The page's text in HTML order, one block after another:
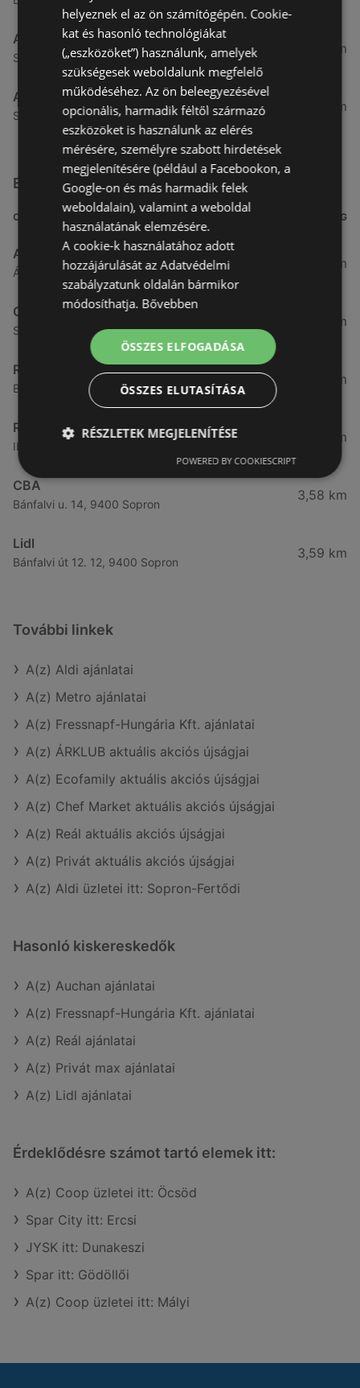
Aldi
Szent Márton u. 57-61., 9700 Szombathely
51,54 km
Aldi
Szent Gellért utca 49., 9700 Szombathely
53,49 km
Egyéb Szupermarketek üzletek a közelben
CÍM TÁVOLSÁG
Aldi
Ágfalvi út 4/a, 9400 Sopron
3,26 km
CBA
Somfalvi u. 14., 9400 Sopron
3,31 km
Reál
Besenyő u. 16., 9400 Sopron
3,32 km
Reál
Ibolya út 15., 9400 Sopron
3,41 km
CBA
Bánfalvi u. 14, 9400 Sopron
3,58 km
Lidl
Bánfalvi út 12. 12, 9400 Sopron
3,59 km
További linkek
A(z) Aldi ajánlatai
A(z) Metro ajánlatai
A(z) Fressnapf-Hungária Kft. ajánlatai
A(z) ÁRKLUB aktuális akciós újságjai
A(z) Ecofamily aktuális akciós újságjai
A(z) Chef Market aktuális akciós újságjai
A(z) Reál aktuális akciós újságjai
A(z) Privát aktuális akciós újságjai
A(z) Aldi üzletei itt: Sopron-Fertődi
Hasonló kiskereskedők
A(z) Auchan ajánlatai
A(z) Fressnapf-Hungária Kft. ajánlatai
A(z) Reál ajánlatai
A(z) Privát max ajánlatai
A(z) Lidl ajánlatai
Érdeklődésre számot tartó elemek itt:
A(z) Coop üzletei itt: Öcsöd
Spar City itt: Ercsi
JYSK itt: Dunakeszi
Spar itt: Gödöllői
A(z) Coop üzletei itt: Mályi
helyeznek el az ön számítógépén. Cookie-
kat és hasonló technológiákat
(„eszközöket”) használunk, amelyek
szükségesek weboldalunk megfelelő
működéséhez. Az ön beleegyezésével
opcionális, harmadik féltől származó
eszközöket is használunk az elérés
mérésére, személyre szabott hirdetések
megjelenítésére (például a Facebookon, a
Google-on és más harmadik felek
weboldalain), valamint a weboldal
használatának elemzésére.
A cookie-k használatához adott
hozzájárulását az Adatvédelmi
szabályzatunk oldalán bármikor
módosíthatja. Bővebben
ÖSSZES ELFOGADÁSA
ÖSSZES ELUTASÍTÁSA
RÉSZLETEK MEGJELENÍTÉSE
POWERED BY COOKIESCRIPT